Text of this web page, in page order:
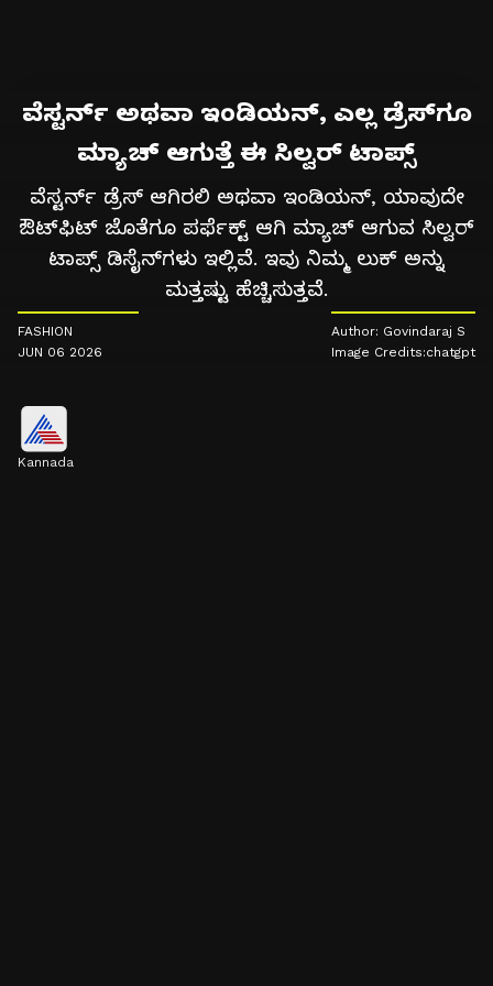
ವೆಸ್ಟರ್ನ್ ಅಥವಾ ಇಂಡಿಯನ್, ಎಲ್ಲ ಡ್ರೆಸ್‌ಗೂ
ಮ್ಯಾಚ್ ಆಗುತ್ತೆ ಈ ಸಿಲ್ವರ್ ಟಾಪ್ಸ್
ವೆಸ್ಟರ್ನ್ ಡ್ರೆಸ್ ಆಗಿರಲಿ ಅಥವಾ ಇಂಡಿಯನ್, ಯಾವುದೇ
ಔಟ್‌ಫಿಟ್ ಜೊತೆಗೂ ಪರ್ಫೆಕ್ಟ್ ಆಗಿ ಮ್ಯಾಚ್ ಆಗುವ ಸಿಲ್ವರ್
ಟಾಪ್ಸ್ ಡಿಸೈನ್‌ಗಳು ಇಲ್ಲಿವೆ. ಇವು ನಿಮ್ಮ ಲುಕ್ ಅನ್ನು
ಮತ್ತಷ್ಟು ಹೆಚ್ಚಿಸುತ್ತವೆ.
FASHION
JUN 06 2026
Author: Govindaraj S
Image Credits:chatgpt
Kannada